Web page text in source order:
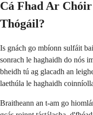
Cá Fhad Ar
Thógáil?
Is gnách go mbíonn sulfáit
sonrach le haghaidh do nós
bheidh tú ag glacadh an
laethúla le haghaidh
Braitheann an t-am go